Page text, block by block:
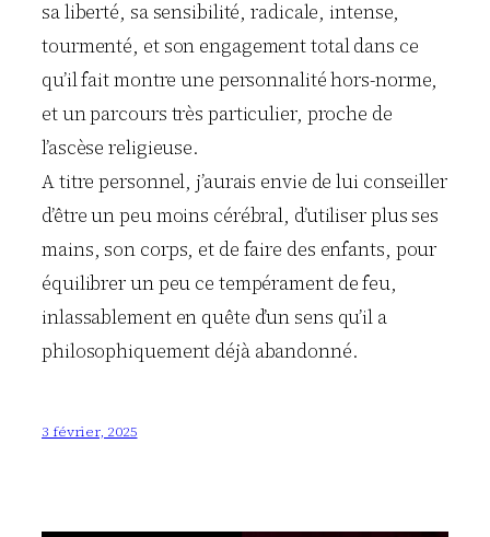
sa liberté, sa sensibilité, radicale, intense,
tourmenté, et son engagement total dans ce
qu’il fait montre une personnalité hors-norme,
et un parcours très particulier, proche de
l’ascèse religieuse.
A titre personnel, j’aurais envie de lui conseiller
d’être un peu moins cérébral, d’utiliser plus ses
mains, son corps, et de faire des enfants, pour
équilibrer un peu ce tempérament de feu,
inlassablement en quête d’un sens qu’il a
philosophiquement déjà abandonné.
3 février, 2025